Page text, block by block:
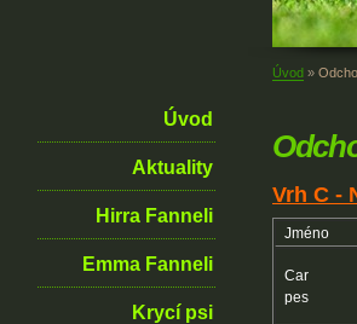
Úvod
Aktuality
Hirra Fanneli
Emma Fanneli
Krycí psi
Úvod »
Vrh C -
Jméno
Car
pes